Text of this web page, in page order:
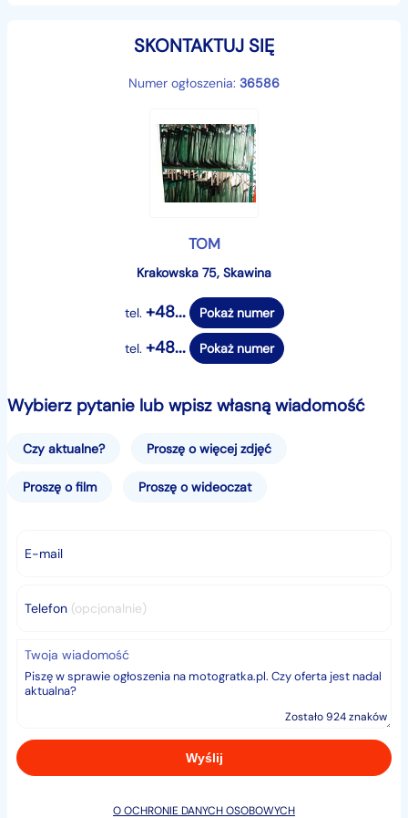
SKONTAKTUJ SIĘ
Numer ogłoszenia: 36586
TOM
Krakowska 75, Skawina
tel. +48... Pokaż numer
tel. +48... Pokaż numer
Wybierz pytanie lub wpisz własną wiadomość
Czy aktualne? Proszę o więcej zdjęć
Proszę o film Proszę o wideoczat
E-mail
Telefon (opcjonalnie)
Twoja wiadomość
Zostało 924 znaków
O OCHRONIE DANYCH OSOBOWYCH